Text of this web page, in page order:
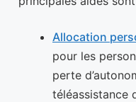
Allocation
pour les
perte
téléassistance